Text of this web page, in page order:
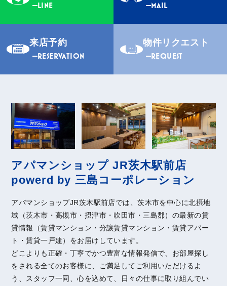
LINE MAIL
来店予約
RESERVATION
物件リクエスト
REQUEST
アパマンショップ JR茨木駅前店
powerd by 三島コーポレーション
アパマンショップJR茨木駅前店では、茨木市を中心に北摂地
域（茨木市・高槻市・摂津市・吹田市・三島郡）の最新の賃
貸情報（賃貸マンション・分譲賃貸マンション・賃貸アパー
ト・賃貸一戸建）をお届けしています。
どこよりも正確・丁寧でかつ豊富な情報発信で、お部屋探し
をされる全てのお客様に、ご満足してご利用いただけるよ
う、スタッフ一同、心を込めて、日々の仕事に取り組んでい